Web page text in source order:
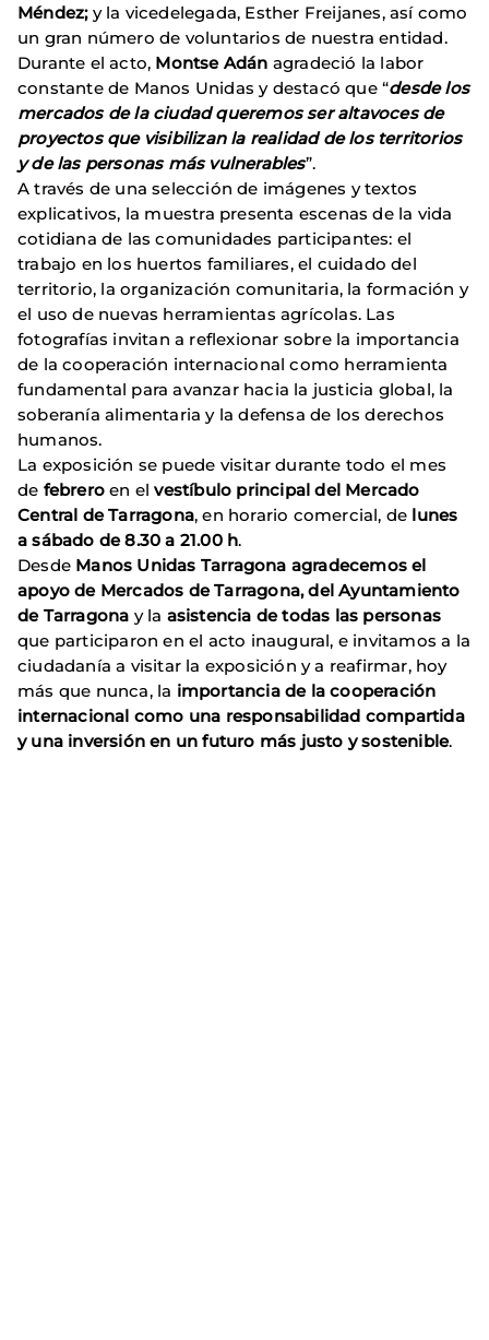
Méndez; y la vicedelegada, Esther Freijanes, así como
un gran número de voluntarios de nuestra entidad.
Durante el acto, Montse Adán agradeció la labor
constante de Manos Unidas y destacó que “desde los
mercados de la ciudad queremos ser altavoces de
proyectos que visibilizan la realidad de los territorios
y de las personas más vulnerables”.
A través de una selección de imágenes y textos
explicativos, la muestra presenta escenas de la vida
cotidiana de las comunidades participantes: el
trabajo en los huertos familiares, el cuidado del
territorio, la organización comunitaria, la formación y
el uso de nuevas herramientas agrícolas. Las
fotografías invitan a reflexionar sobre la importancia
de la cooperación internacional como herramienta
fundamental para avanzar hacia la justicia global, la
soberanía alimentaria y la defensa de los derechos
humanos.
La exposición se puede visitar durante todo el mes
de febreroen elvestíbulo principal del Mercado
Central de Tarragona, en horario comercial, de lunes
a sábado de 8.30 a 21.00 h.
Desde Manos Unidas Tarragona agradecemos el
apoyo de Mercados de Tarragona, del Ayuntamiento
de Tarragona y la asistencia de todas las personas
que participaron en el acto inaugural, e invitamos a la
ciudadanía a visitar la exposición y a reafirmar, hoy
más que nunca, la importancia de la cooperación
internacional como una responsabilidad compartida
y una inversión en un futuro más justo y sostenible.